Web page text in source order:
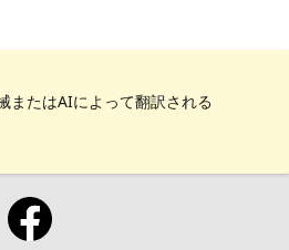
またはAIによって翻訳される